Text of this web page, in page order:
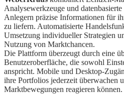
Analysewerkzeuge und
Anlegern präzise Informationen für
zu liefern. Automatisierte
Umsetzung individueller Strategien
Nutzung von Marktchancen.
Die Plattform überzeugt durch eine
Benutzeroberfläche, die sowohl
anspricht. Mobile und Desktop-
ihre Portfolios jederzeit überwachen
Marktbewegungen reagieren können.